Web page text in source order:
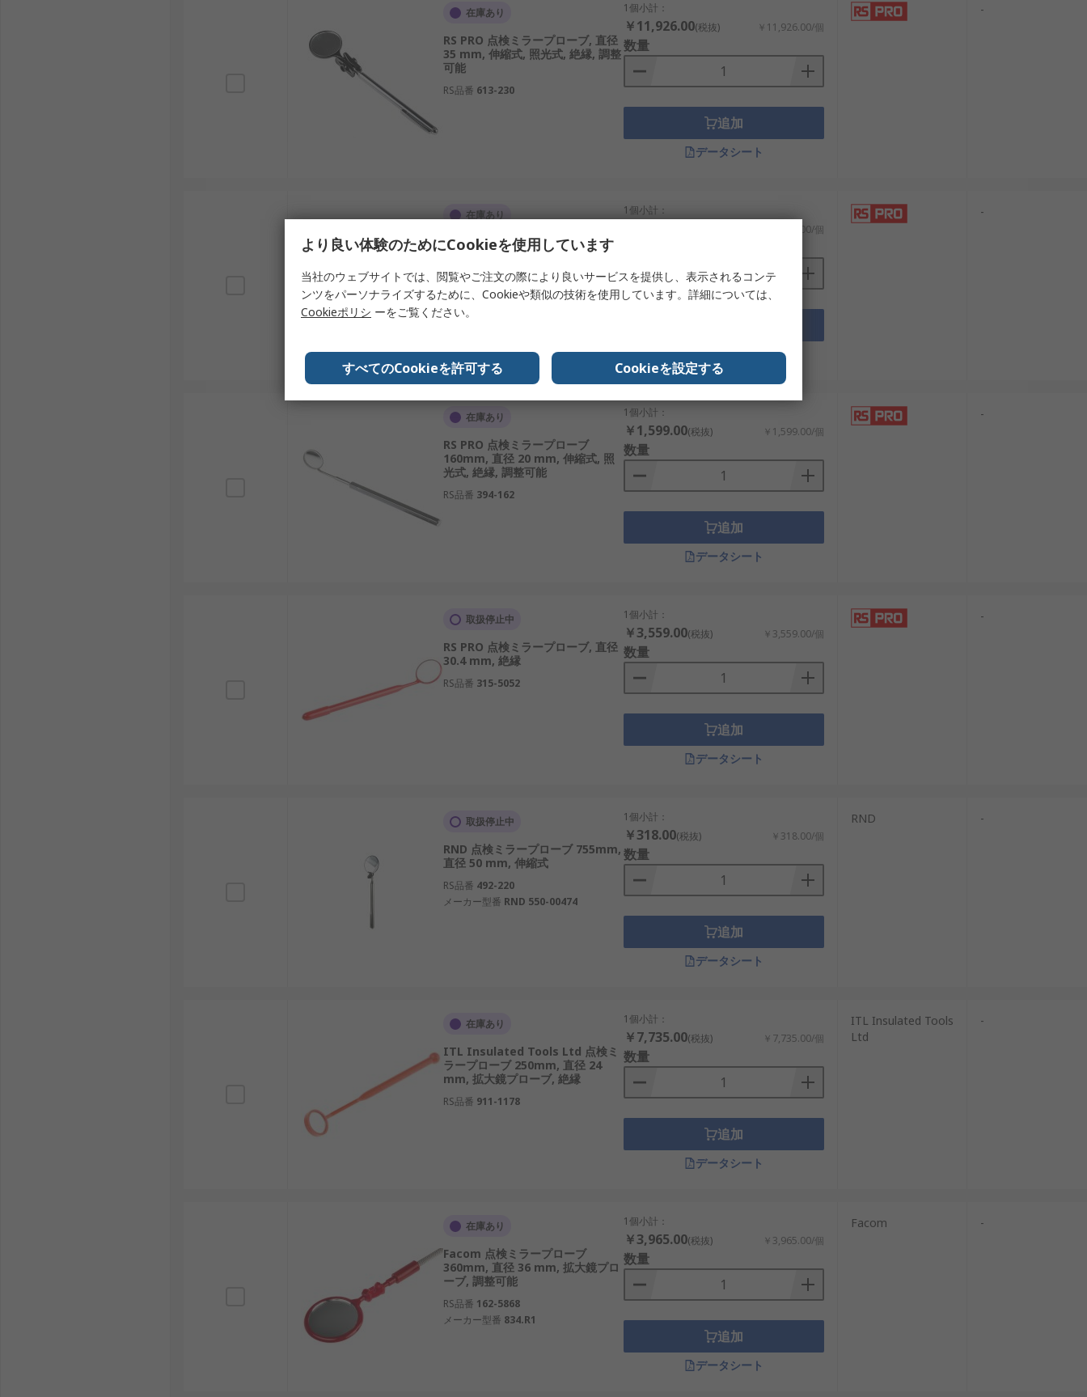
在庫あり
RS PRO 点検ミラープローブ, 直径
35 mm, 伸縮式, 照光式, 絶縁, 調整
可能
RS品番 613-230
1個小計：
￥11,926.00(税抜) ￥11,926.00/個
数量
追加
データシート
-
在庫あり
RS PRO 点検ミラープローブ
285mm, 直径 30 mm, 調整可能
RS品番342-9347
1個小計：
￥4,596.00/個
データシート
-
在庫あり
RS PRO 点検ミラープローブ
160mm, 直径 20 mm, 伸縮式, 照
光式, 絶縁, 調整可能
RS品番 394-162
1個小計：
￥1,599.00(税抜) ￥1,599.00/個
数量
追加
データシート
-
取扱停止中
RS PRO 点検ミラープローブ, 直径
30.4 mm, 絶縁
RS品番 315-5052
1個小計：
￥3,559.00(税抜) ￥3,559.00/個
数量
追加
データシート
-
取扱停止中
RND 点検ミラープローブ 755mm,
直径 50 mm, 伸縮式
RS品番 492-220
メーカー型番 RND 550-00474
1個小計：
￥318.00(税抜) ￥318.00/個
数量
追加
データシート
RND -
在庫あり
ITL Insulated Tools Ltd 点検ミ
ラープローブ 250mm, 直径 24
mm, 拡大鏡プローブ, 絶縁
RS品番 911-1178
1個小計：
￥7,735.00(税抜) ￥7,735.00/個
数量
追加
データシート
ITL Insulated Tools
Ltd
-
在庫あり
Facom 点検ミラープローブ
360mm, 直径 36 mm, 拡大鏡プロ
ーブ, 調整可能
RS品番 162-5868
メーカー型番 834.R1
1個小計：
￥3,965.00(税抜) ￥3,965.00/個
数量
追加
データシート
Facom -
より良い体験のためにCookieを使用しています
当社のウェブサイトでは、閲覧やご注文の際により良いサービスを提供し、表示されるコンテ
ンツをパーソナライズするために、Cookieや類似の技術を使用しています。詳細については、
Cookieポリシ ーをご覧ください。
すべてのCookieを許可する Cookieを設定する